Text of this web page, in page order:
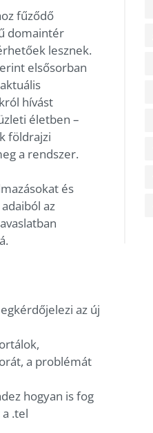
fűződő
domaintér
lesznek.
elsősorban
hívást
életben –
földrajzi
a rendszer.
és
az
az új
a problémát
hogyan is fog
.tel